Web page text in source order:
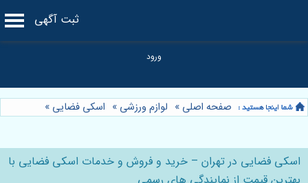
ثبت آگهی
صفحه اصلی » لوازم ورزشی » اسکی فضایی »
اسکی فضایی در تهران – خرید و فروش و خدمات اسکی فضایی با